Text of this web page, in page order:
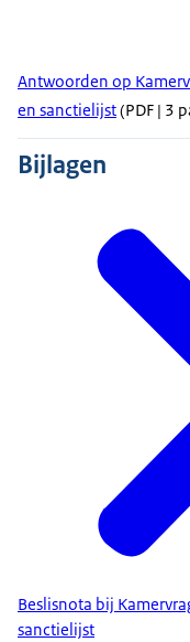
Antwoorden op
en sanctielijst(PDF | 3
Bijlagen
Beslisnota bij
sanctielijst